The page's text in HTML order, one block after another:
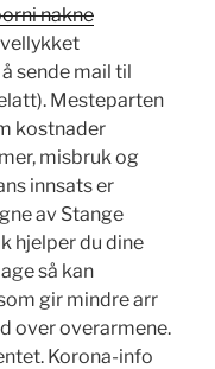
nakne
sende mail til
Mesteparten
kostnader
misbruk og
innsats er
av Stange
hjelper du dine
så kan
gir mindre arr
over overarmene.
Korona-info